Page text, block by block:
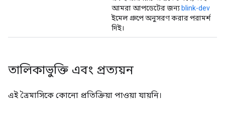
আমরা আপডেটের জন্যblink-dev
ইমেল গ্রুপে অনুসরণ করার পরামর্শ
দিই।
তালিকাভুক্তি এবং প্রত্যয়ন
এই ত্রৈমাসিকে কোনো প্রতিক্রিয়া পাওয়া যায়নি।